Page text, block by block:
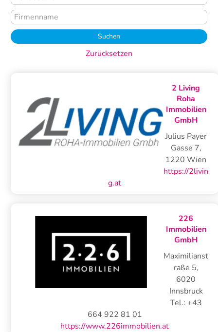
Zurücksetzen
2 Living
Roha
Immobilien
GmbH
Julius Payer
Gasse 7,
1220 Wien
https://2livin
g.at
226
Immobilien
GmbH
Maximilianst
raße 5,
6020
Innsbruck
Tel.: +43
664 922 81 01
https://www.226immobilien.at